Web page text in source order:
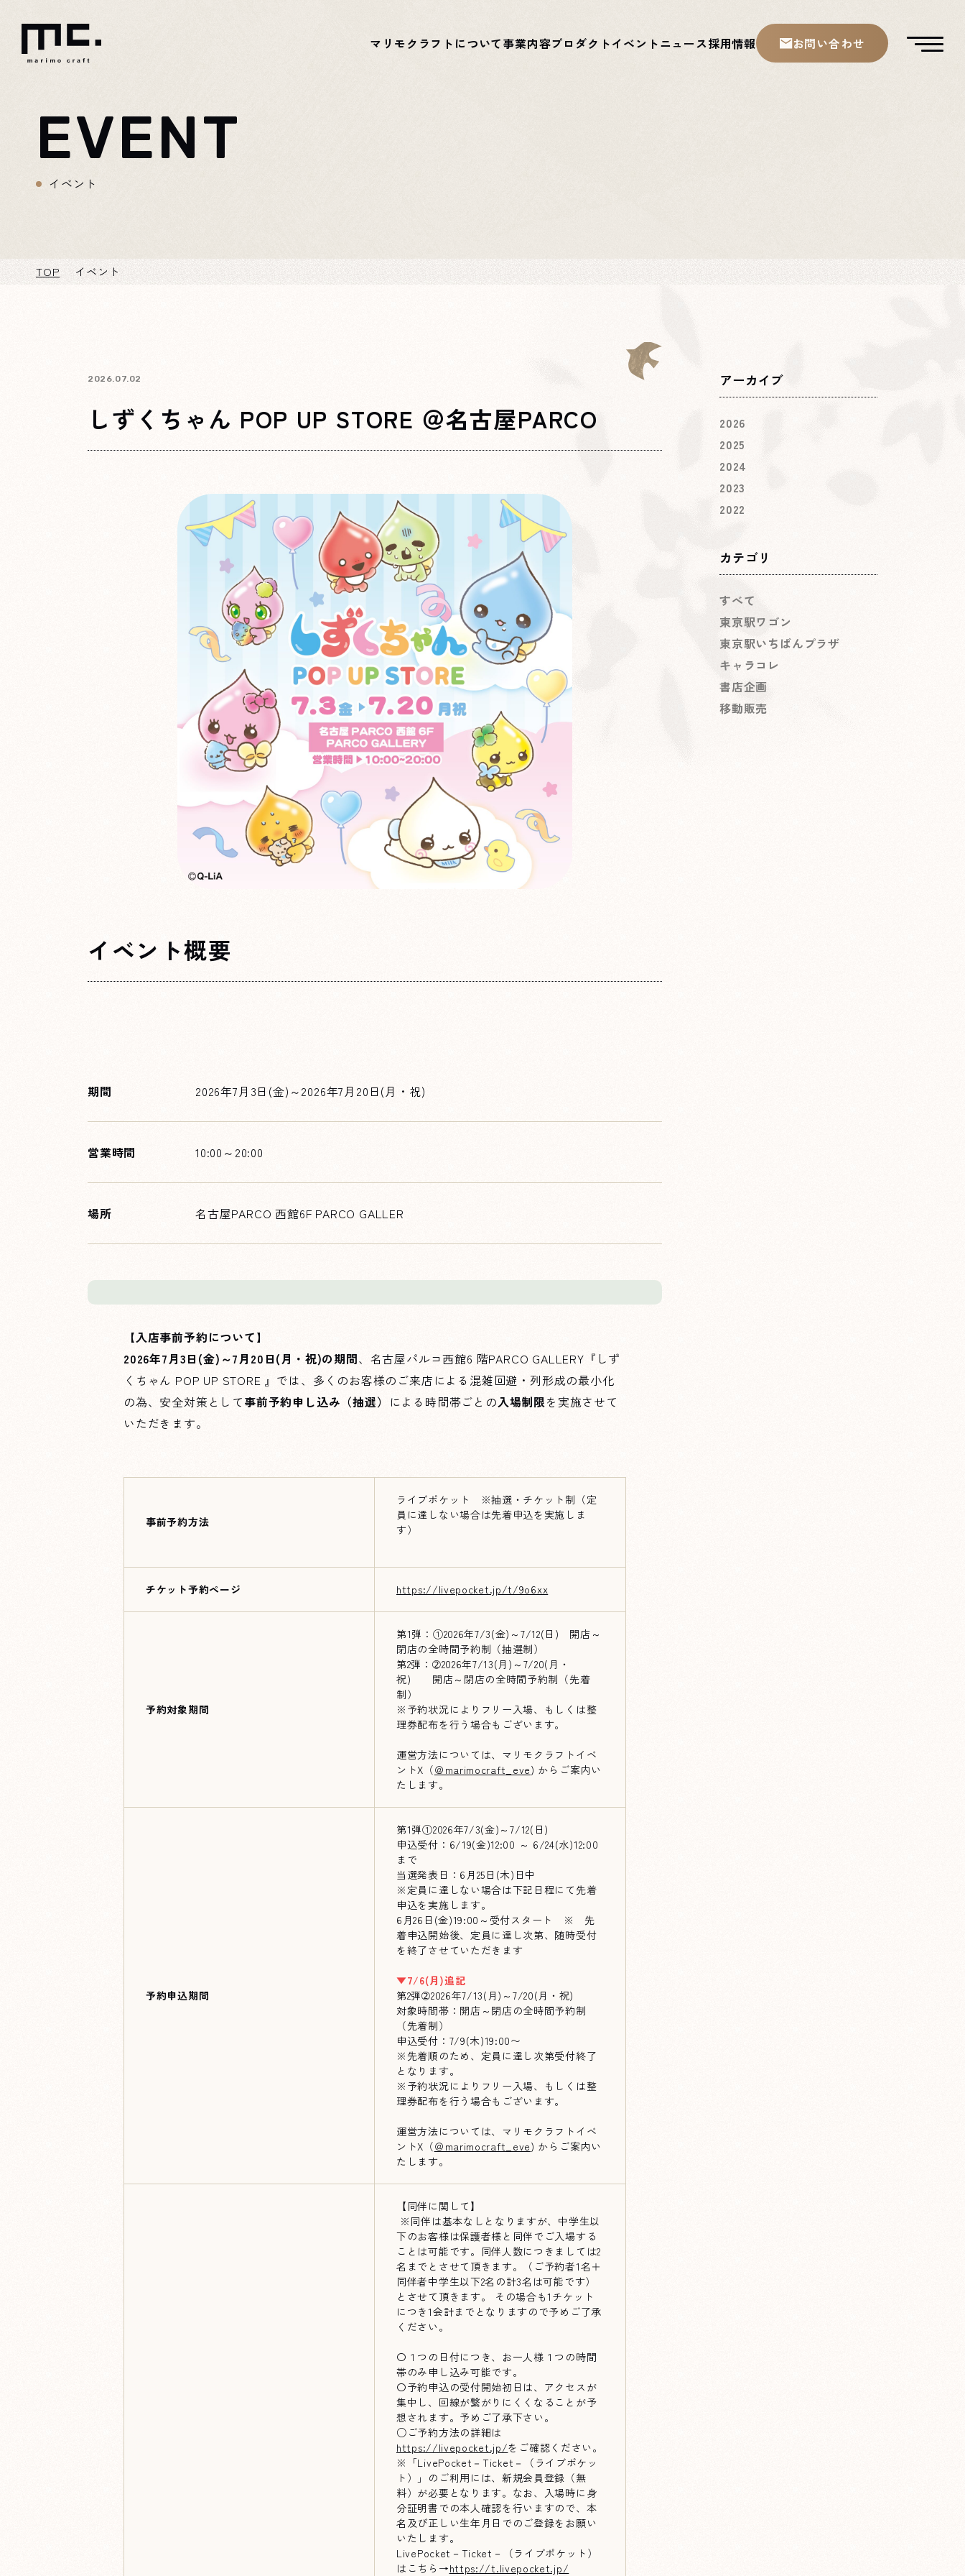
マリモクラフトについて事業内容プロダクトイベントニュース採用情報 お問い合わせ
EVENT
イベント
TOP イベント
2026.07.02
しずくちゃん POP UP STORE ＠名古屋PARCO
イベント概要
期間 2026年7月3日(金)～2026年7月20日(月・祝)
営業時間 10:00～20:00
場所 名古屋PARCO 西館6F PARCO GALLER
【入店事前予約について】
2026年7月3日(金)～7月20日(月・祝)の期間、名古屋パルコ西館6 階PARCO GALLERY『しず
くちゃん POP UP STORE 』では、多くのお客様のご来店による混雑回避・列形成の最小化
の為、安全対策として事前予約申し込み（抽選） による時間帯ごとの入場制限を実施させて
いただきます。
事前予約方法
ライブポケット ※抽選・チケット制（定
員に達しない場合は先着申込を実施しま
す）
チケット予約ページ https://livepocket.jp/t/9o6xx
予約対象期間
第1弾：①2026年7/3(金)～7/12(日) 開店～
閉店の全時間予約制（抽選制）
第2弾：➁2026年7/13(月)～7/20(月・
祝) 開店～閉店の全時間予約制（先着
制）
※予約状況によりフリー入場、もしくは整
理券配布を行う場合もございます。
運営方法については、マリモクラフトイベ
ントX（＠marimocraft_eve) からご案内い
たします。
予約申込期間
第1弾①2026年7/3(金)～7/12(日)
申込受付：6/19(金)12:00 ～ 6/24(水)12:00
まで
当選発表日：6月25日(木)日中
※定員に達しない場合は下記日程にて先着
申込を実施します。
6月26日(金)19:00～受付スタート ※ 先
着申込開始後、定員に達し次第、随時受付
を終了させていただきます
▼7/6(月)追記
第2弾➁2026年7/13(月)～7/20(月・祝)
対象時間帯：開店～閉店の全時間予約制
（先着制）
申込受付：7/9(木)19:00〜
※先着順のため、定員に達し次第受付終了
となります。
※予約状況によりフリー入場、もしくは整
理券配布を行う場合もございます。
運営方法については、マリモクラフトイベ
ントX（＠marimocraft_eve) からご案内い
たします。
【同伴に関して】
※同伴は基本なしとなりますが、中学生以
下のお客様は保護者様と同伴でご入場する
ことは可能です。同伴人数につきましては2
名までとさせて頂きます。（ご予約者1名＋
同伴者中学生以下2名の計3名は可能です）
とさせて頂きます。 その場合も1チケット
につき1会計までとなりますので予めご了承
ください。
〇１つの日付につき、お一人様１つの時間
帯のみ申し込み可能です。
〇予約申込の受付開始初日は、アクセスが
集中し、回線が繋がりにくくなることが予
想されます。予めご了承下さい。
○ご予約方法の詳細は
https://livepocket.jp/をご確認ください。
※「LivePocket－Ticket－（ライブポケッ
ト）」のご利用には、新規会員登録（無
料）が必要となります。なお、入場時に身
分証明書での本人確認を行いますので、本
名及び正しい生年月日でのご登録をお願い
いたします。
LivePocket－Ticket－（ライブポケット）
はこちら→https://t.livepocket.jp/
アーカイブ
2026
2025
2024
2023
2022
カテゴリ
すべて
東京駅ワゴン
東京駅いちばんプラザ
キャラコレ
書店企画
移動販売